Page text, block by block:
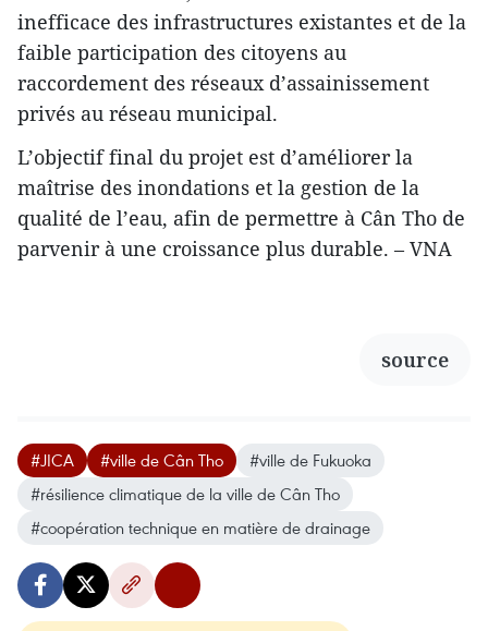
inefficace des infrastructures existantes et de la
faible participation des citoyens au
raccordement des réseaux d’assainissement
privés au réseau municipal.
L’objectif final du projet est d’améliorer la
maîtrise des inondations et la gestion de la
qualité de l’eau, afin de permettre à Cân Tho de
parvenir à une croissance plus durable. – VNA
source
#JICA #ville de Cân Tho
#ville de Fukuoka
#résilience climatique de la ville de Cân Tho
#coopération technique en matière de drainage